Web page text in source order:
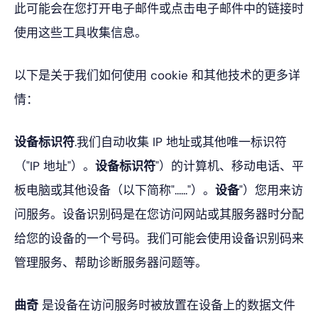
此可能会在您打开电子邮件或点击电子邮件中的链接时
使用这些工具收集信息。
以下是关于我们如何使用 cookie 和其他技术的更多详
情：
设备标识符.我们自动收集 IP 地址或其他唯一标识符
（"IP 地址"）。 设备标识符"）的计算机、移动电话、平
板电脑或其他设备（以下简称"......"）。 设备"）您用来访
问服务。设备识别码是在您访问网站或其服务器时分配
给您的设备的一个号码。我们可能会使用设备识别码来
管理服务、帮助诊断服务器问题等。
曲奇 是设备在访问服务时被放置在设备上的数据文件